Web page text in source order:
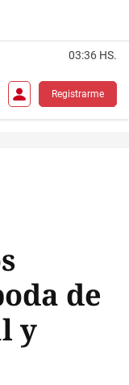
03:36 HS.
Registrarme
de
y